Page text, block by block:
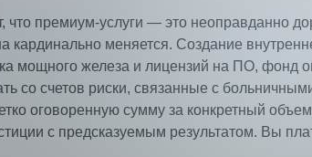
премиум-услуги — это неоправданно
кардинально меняется. Создание
мощного железа и лицензий на ПО, фонд
со счетов риски, связанные с
оговоренную сумму за конкретный
с предсказуемым результатом. Вы